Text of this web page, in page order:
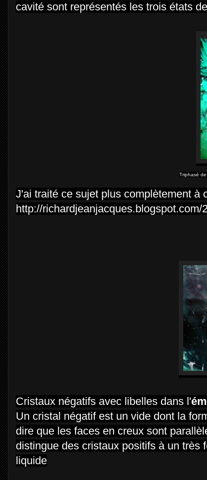
cavité sont représentés les trois états
Triphasé
J'ai traité ce sujet plus complètement à
http://
Cristaux négatifs avec libelles dans l'
Un cristal négatif est un vide dont la
dire que les faces en creux sont
distingue des cristaux positifs à un très
liquide